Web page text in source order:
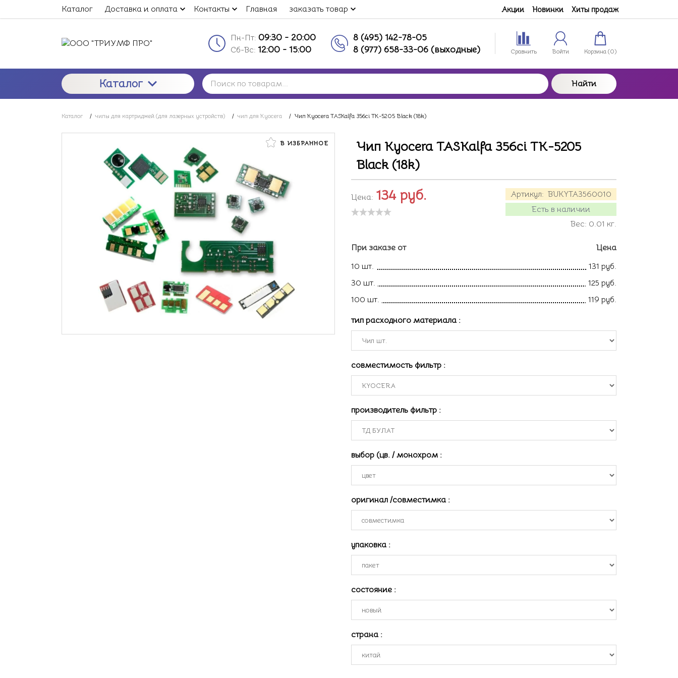
Каталог Доставка и оплата Контакты Главная заказать товар Акции Новинки Хиты продаж
Пн-Пт: 09:30 - 20:00
Сб-Вс: 12:00 - 15:00
8 (495) 142-78-05
8 (977) 658-33-06 (выходные)
Сравнить Войти Корзина (0)
Каталог Найти
Каталог / чипы для картриджей (для лазерных устройств) / чип для Kyocera / Чип Kyocera TASKalfa 356ci TK-5205 Black (18k)
В ИЗБРАННОЕ
Чип Kyocera TASKalfa 356ci TK-5205
Black (18k)
Артикул: BUKYTA3560010
Есть в наличии
Вес: 0.01 кг.
Цена: 134 руб.
При заказе от
Цена
10 шт.
131 руб.
30 шт.
125 руб.
100 шт.
119 руб.
тип расходного материала :
совместимость фильтр :
производитель фильтр :
выбор (цв. / монохром :
оригинал /совместимка :
упаковка :
состояние :
страна :